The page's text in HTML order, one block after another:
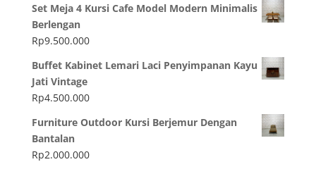
Set Meja 4 Kursi Cafe Model Modern Minimalis
Berlengan
Rp9.500.000
Buffet Kabinet Lemari Laci Penyimpanan Kayu
Jati Vintage
Rp4.500.000
Furniture Outdoor Kursi Berjemur Dengan
Bantalan
Rp2.000.000